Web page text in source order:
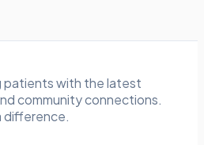
with the latest
community connections.
difference.